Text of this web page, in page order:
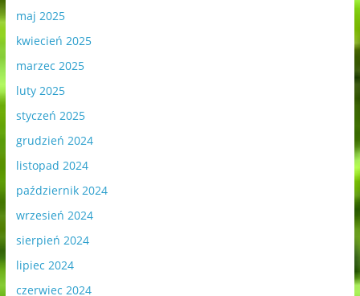
maj 2025
kwiecień 2025
marzec 2025
luty 2025
styczeń 2025
grudzień 2024
listopad 2024
październik 2024
wrzesień 2024
sierpień 2024
lipiec 2024
czerwiec 2024